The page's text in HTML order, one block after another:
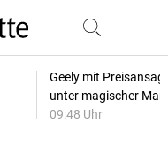
Geely mit
unter magischer
09:48 Uhr